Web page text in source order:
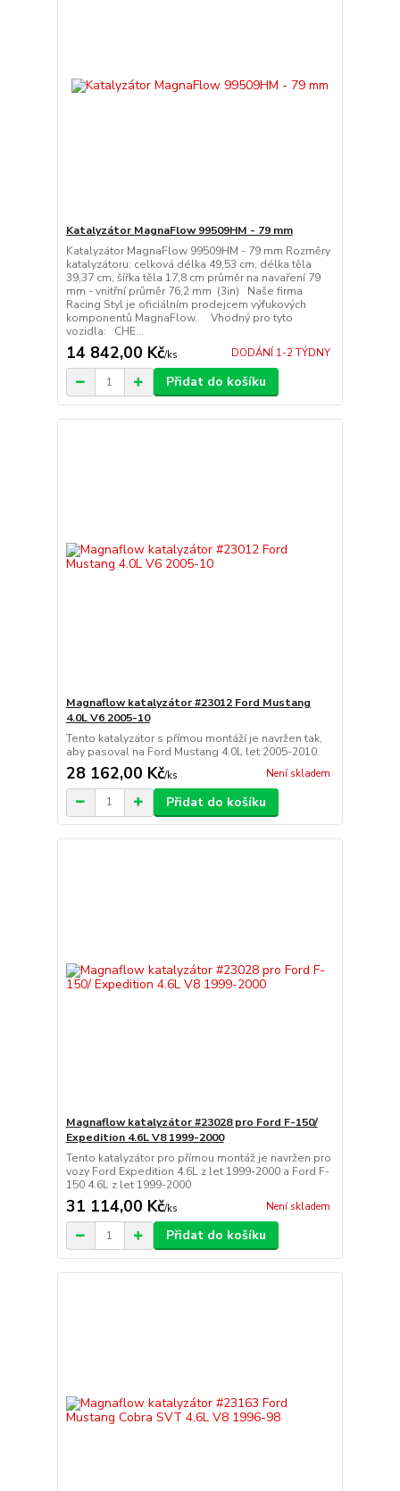
Katalyzátor MagnaFlow 99509HM - 79 mm
Katalyzátor MagnaFlow 99509HM - 79 mm Rozměry
katalyzátoru: celková délka 49,53 cm, délka těla
39,37 cm, šířka těla 17,8 cm průměr na navaření 79
mm - vnitřní průměr 76,2 mm (3in) Naše firma
Racing Styl je oficiálním prodejcem výfukových
komponentů MagnaFlow. Vhodný pro tyto
vozidla: CHE...
14 842,00 Kč/ks DODÁNÍ 1-2 TÝDNY
Přidat do košíku
Magnaflow katalyzátor #23012 Ford Mustang
4.0L V6 2005-10
Tento katalyzátor s přímou montáží je navržen tak,
aby pasoval na Ford Mustang 4.0L let 2005-2010.
28 162,00 Kč/ks Není skladem
Přidat do košíku
Magnaflow katalyzátor #23028 pro Ford F-150/
Expedition 4.6L V8 1999-2000
Tento katalyzátor pro přímou montáž je navržen pro
vozy Ford Expedition 4.6L z let 1999-2000 a Ford F-
150 4.6L z let 1999-2000
31 114,00 Kč/ks Není skladem
Přidat do košíku